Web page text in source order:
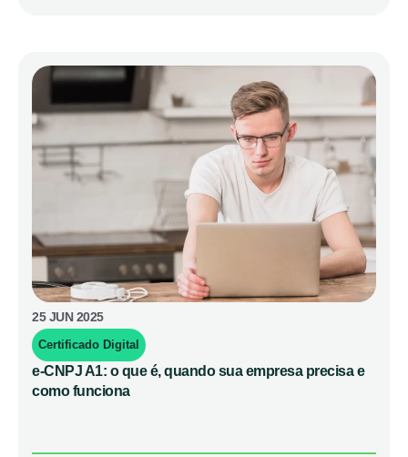
25 JUN 2025
Certificado Digital
e-CNPJ A1: o que é, quando sua empresa precisa e
como funciona